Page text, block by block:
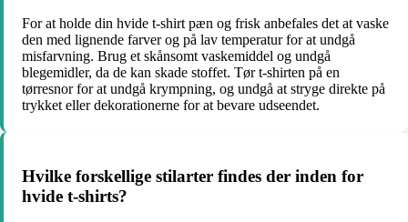
For at holde din hvide t-shirt pæn og frisk anbefales det at vaske
den med lignende farver og på lav temperatur for at undgå
misfarvning. Brug et skånsomt vaskemiddel og undgå
blegemidler, da de kan skade stoffet. Tør t-shirten på en
tørresnor for at undgå krympning, og undgå at stryge direkte på
trykket eller dekorationerne for at bevare udseendet.
Hvilke forskellige stilarter findes der inden for
hvide t-shirts?